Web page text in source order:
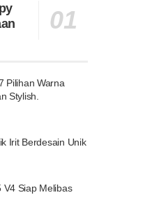
Pilihan Warna
Stylish.
Irit Berdesain Unik
V4 Siap Melibas